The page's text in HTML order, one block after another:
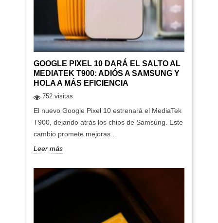
GOOGLE PIXEL 10 DARÁ EL SALTO AL
MEDIATEK T900: ADIÓS A SAMSUNG Y
HOLA A MÁS EFICIENCIA
752 visitas
El nuevo Google Pixel 10 estrenará el MediaTek
T900, dejando atrás los chips de Samsung. Este
cambio promete mejoras...
Leer más